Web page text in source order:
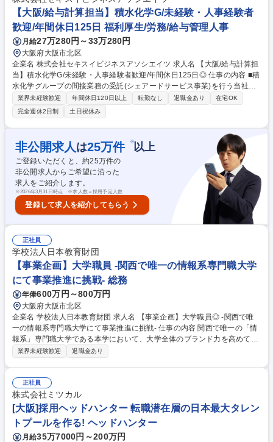
【大阪/給与計算担当】積水化学G/未経験・人事経験者
歓迎/年間休日125日 福利厚生/労務/給与管理人事
月給27万280円～33万280円
大阪府大阪市北区
企業名 株式会社セキスイビジネスアソシエイツ 求人名 【大阪/給与計算担
当】積水化学G/未経験・人事経験者歓迎/年間休日125日◎ 仕事の内容 ■積
水化学グループの間接業務の受託(シェアードサービス事業)を行う当社
で、人事給与計算ソフト「COMPANY」を用いた積水化学グループ会社の
給与計算業務をお任せします。（約60社を分担して担当します） 【具体
的な業務内容】人事給与計算ソフトを用いて、顧客からの相談窓口、給
与・賞与計算結果全体チェック、各社処理のとりまとめ、年末調整などの
年次業務推進等をご担当いただきます。 【入社後の流れ】まずは人事給与
計算ソフトの仕様の把握⇒先輩社員のOJTのもと、給与計算業務を担当し
ます。 ★ゆくゆくは、既存サービスの改善提案、各種プロジェクト進行、
新しいサービスの起案ができるレベルを目指していただきます★ 募集職種
【大阪/給与計算担当】積水化学G/未経験・人事経験者歓迎/年間休日125日
◎
業界未経験歓迎 年間休日120日以上 転勤なし 退職金あり
在宅OK
完全週休2日制
土日祝休み
非公開求人 は25万件 ※以上
ご登録いただくと、約25万件の
非公開求人からご希望に沿った
求人をご紹介します。
※2026年3月31日時点 ※求人数＝採用予定人数
登録して求人を紹介してもらう
正社員
学校法人日本教育財団
【事業企画】大学職員 -関西で唯一の情報系専門職大学
にて事業推進に挑戦- 総務
年俸600万円～800万円
大阪府大阪市北区
企業名 学校法人日本教育財団 求人名 【事業企画】大学職員◎ -関西で唯
一の情報系専門職大学にて事業推進に挑戦- 仕事の内容 関西で唯一の「情
報系」専門職大学である本学において、大学全体のブランド力を高めてい
くため、大学運営業務全般を担当いただきます。裁量権を持ち、主体的に
■学生対応(学籍管理、認定処理など) 上記業務の中で、大学全体のブラン
ドを高めるための企画立案から実行・運用までを担当いただきます。 社会
が本当に必要とする人材の養成に寄与することができ、大きなやりがい・
社会貢献を感じてもらうことができます。 募集職種 【事業企画】大学職
員◎ -関西で唯一の情報系専門職大学にて事業推進に挑戦-
業界未経験歓迎 退職金あり
正社員
株式会社ミツカル
[大阪]採用ヘッドハンター 転職潜在層の日本最大タレン
トプールを作る! ヘッドハンター
月給35万7000円～200万円